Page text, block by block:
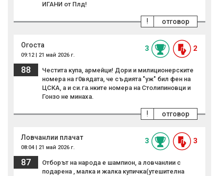
ИГАНИ от Плд!
отговор
!
Огоста
09:12 | 21 май 2026 г.
3 2
88
Честита купа, армейци! Дори и милиционерските
номера на г0вядата, че съдията "уж" бил фен на
ЦСКА, а и си.га.нките номера на Столипиновци и
Гонзо не минаха.
отговор
!
Ловчанлии плачат
08:04 | 21 май 2026 г.
3 3
87
Отборът на народа е шампион, а ловчанлии с
подарена , малка и жалка купичка(утешителна